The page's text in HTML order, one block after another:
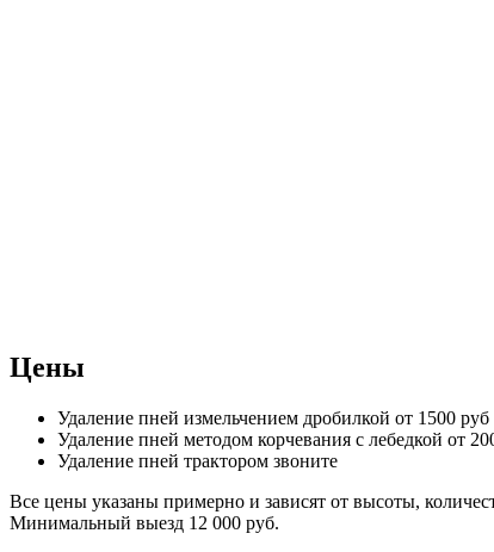
Цены
Удаление пней измельчением дробилкой от 1500 руб
Удаление пней методом корчевания с лебедкой от
Удаление пней трактором звоните
Все цены указаны примерно и зависят от высоты,
Минимальный выезд 12 000 руб.